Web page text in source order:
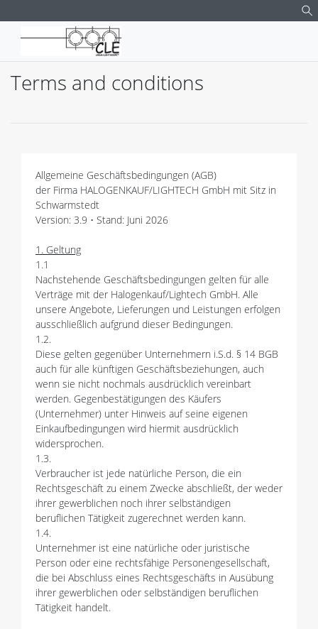
Terms and conditions
Allgemeine Geschäftsbedingungen (AGB)
der Firma HALOGENKAUF/LIGHTECH GmbH mit Sitz in
Schwarmstedt
Version: 3.9 • Stand: Juni 2026
1. Geltung
1.1
Nachstehende Geschäftsbedingungen gelten für alle
Verträge mit der Halogenkauf/Lightech GmbH. Alle
unsere Angebote, Lieferungen und Leistungen erfolgen
ausschließlich aufgrund dieser Bedingungen.
1.2.
Diese gelten gegenüber Unternehmern i.S.d. § 14 BGB
auch für alle künftigen Geschäftsbeziehungen, auch
wenn sie nicht nochmals ausdrücklich vereinbart
werden. Gegenbestätigungen des Käufers
(Unternehmer) unter Hinweis auf seine eigenen
Einkaufbedingungen wird hiermit ausdrücklich
widersprochen.
1.3.
Verbraucher ist jede natürliche Person, die ein
Rechtsgeschäft zu einem Zwecke abschließt, der weder
ihrer gewerblichen noch ihrer selbständigen
beruflichen Tätigkeit zugerechnet werden kann.
1.4.
Unternehmer ist eine natürliche oder juristische
Person oder eine rechtsfähige Personengesellschaft,
die bei Abschluss eines Rechtsgeschäfts in Ausübung
ihrer gewerblichen oder selbständigen beruflichen
Tätigkeit handelt.